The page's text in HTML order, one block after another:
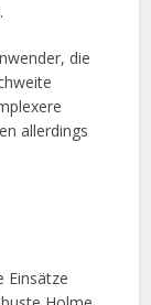
die
allerdings
Einsätze